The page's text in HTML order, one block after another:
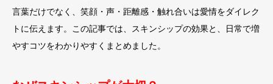
言葉だけでなく、笑顔・声・距離感・触れ合いは愛情をダイレク
トに伝えます。この記事では、スキンシップの効果と、日常で増
やすコツをわかりやすくまとめました。